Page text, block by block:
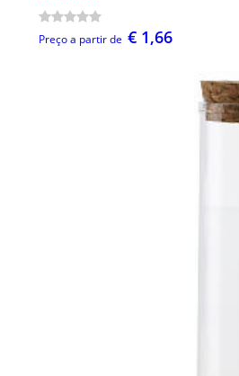
Preço a partir de € 1,66